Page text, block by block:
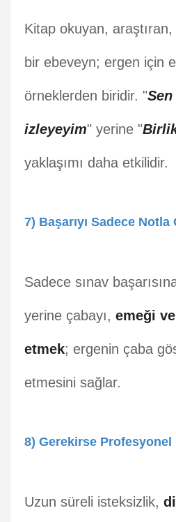
Kitap okuyan,
bir ebeveyn; ergen için
örneklerden biridir. "
izleyeyim" yerine "
yaklaşımı daha etkilidir.
7) Başarıyı Sadece Notla
Sadece sınav
yerine çabayı, emeği
etmek; ergenin çaba
etmesini sağlar.
8) Gerekirse Profesyonel
Uzun süreli isteksizlik,